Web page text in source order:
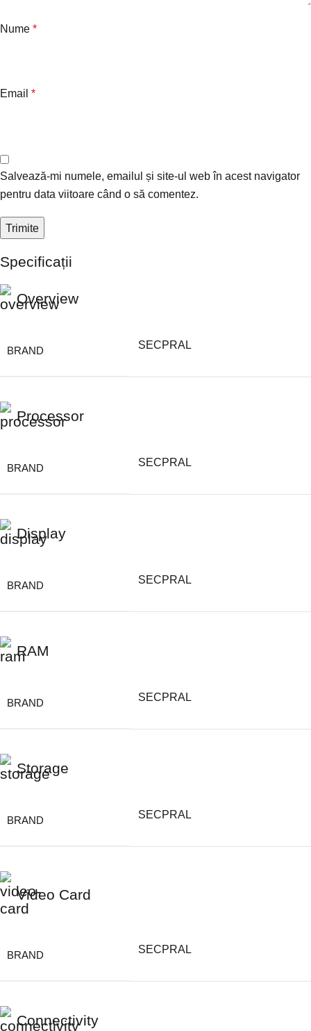
Nume *
Email *
Salvează-mi numele, emailul și site-ul web în acest navigator
pentru data viitoare când o să comentez.
Specificații
Overview
BRAND SECPRAL
Processor
BRAND SECPRAL
Display
BRAND SECPRAL
RAM
BRAND SECPRAL
Storage
BRAND SECPRAL
Video Card
BRAND SECPRAL
Connectivity